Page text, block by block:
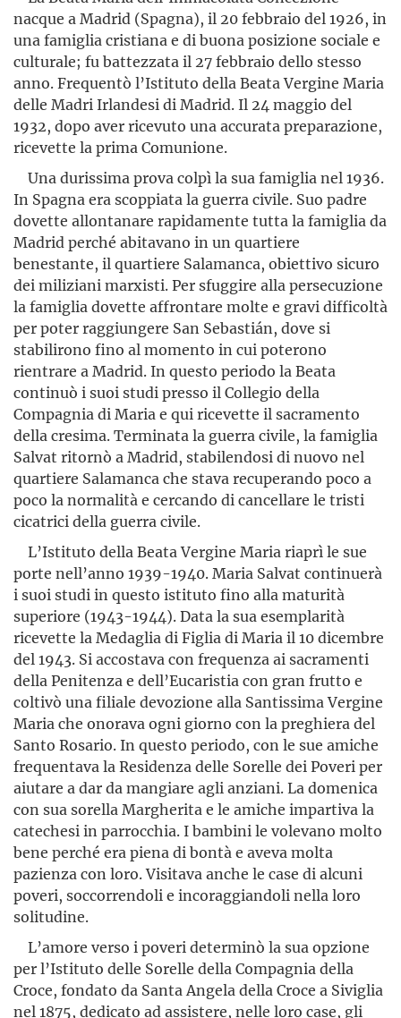
nacque a Madrid (Spagna), il 20 febbraio del 1926, in
una famiglia cristiana e di buona posizione sociale e
culturale; fu battezzata il 27 febbraio dello stesso
anno. Frequentò l’Istituto della Beata Vergine Maria
delle Madri Irlandesi di Madrid. Il 24 maggio del
1932, dopo aver ricevuto una accurata preparazione,
ricevette la prima Comunione.
Una durissima prova colpì la sua famiglia nel 1936.
In Spagna era scoppiata la guerra civile. Suo padre
dovette allontanare rapidamente tutta la famiglia da
Madrid perché abitavano in un quartiere
benestante, il quartiere Salamanca, obiettivo sicuro
dei mili­ziani marxisti. Per sfuggire alla persecuzione
la famiglia dovette affron­tare molte e gravi difficoltà
per poter raggiungere San Sebastián, dove si
stabilirono fino al momento in cui poterono
rientrare a Madrid. In questo periodo la Beata
continuò i suoi studi presso il Collegio della
Compagnia di Maria e qui ricevette il sacramento
della cresima. Terminata la guerra civile, la famiglia
Salvat ritornò a Madrid, stabilendosi di nuovo nel
quartiere Salamanca che stava recuperando poco a
poco la normalità e cercando di cancellare le tristi
cicatrici della guerra civile.
L’Istituto della Beata Vergine Maria riaprì le sue
porte nell’anno 1939-1940. Maria Salvat continuerà
i suoi studi in questo istituto fino alla maturità
superiore (1943-1944). Data la sua esemplarità
ricevette la Medaglia di Figlia di Maria il 10 dicembre
del 1943. Si accostava con frequenza ai sacramenti
della Penitenza e dell’Eucaristia con gran frutto e
coltivò una filiale devozione alla Santissima Vergine
Maria che onorava ogni giorno con la preghiera del
Santo Rosario. In questo periodo, con le sue amiche
frequentava la Residenza delle Sorelle dei Poveri per
aiutare a dar da mangiare agli anziani. La domenica
con sua sorella Margherita e le amiche impartiva la
catechesi in parrocchia. I bambini le volevano molto
bene perché era piena di bontà e aveva molta
pazienza con loro. Visitava anche le case di alcuni
poveri, soccorrendoli e incoraggiandoli nella loro
solitudine.
L’amore verso i poveri determinò la sua opzione
per l’Istituto delle Sorelle della Compagnia della
Croce, fondato da Santa Angela della Croce a Siviglia
nel 1875, dedicato ad assistere, nelle loro case, gli